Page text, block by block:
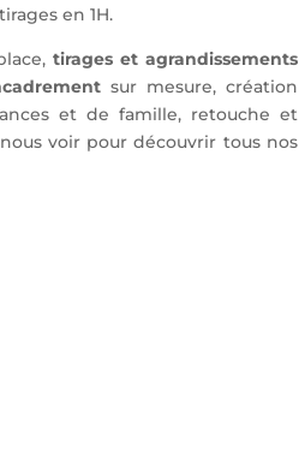
en 1H.
tirages et agrandissements
sur mesure, création
et de famille, retouche et
voir pour découvrir tous nos